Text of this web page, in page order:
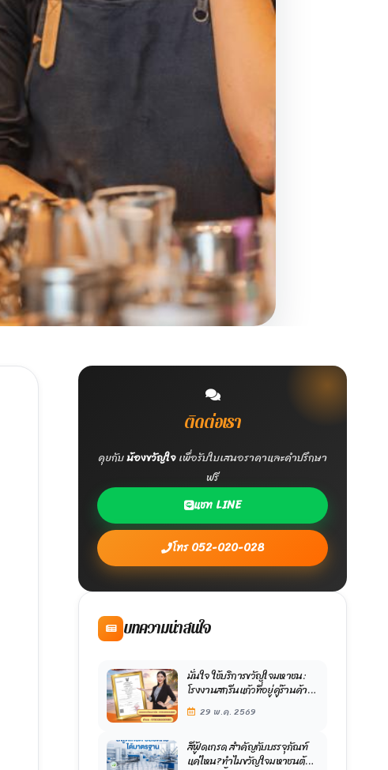
ติดต่อเรา
คุยกับน้องขวัญใจเพื่อรับใบเสนอราคาและคำปรึกษา
ฟรี
แชท LINE
โทร 052-020-028
บทความน่าสนใจ
มั่นใจ ใช้บริการขวัญใจมหาชน:
โรงงานสกรีนแก้วที่อยู่คู่ร้านค้า
ไทยมากว่า 10 ปี จัดส่งแล้วกว่า
3,000 ร้านทั่วประเทศ
29 พ.ค. 2569
สีฟู้ดเกรด สำคัญกับบรรจุภัณฑ์
แค่ไหน? ทำไมขวัญใจมหาชนต้อง